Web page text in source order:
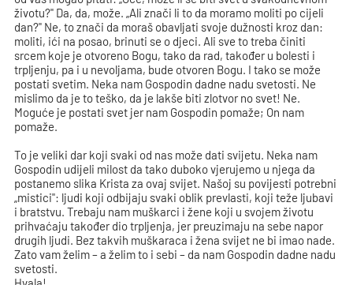
životu?" Da, da, može. „Ali znači li to da moramo moliti po cijeli
dan?" Ne, to znači da moraš obavljati svoje dužnosti kroz dan:
moliti, ići na posao, brinuti se o djeci. Ali sve to treba činiti
srcem koje je otvoreno Bogu, tako da rad, također u bolesti i
trpljenju, pa i u nevoljama, bude otvoren Bogu. I tako se može
postati svetim. Neka nam Gospodin dadne nadu svetosti. Ne
mislimo da je to teško, da je lakše biti zlotvor no svet! Ne.
Moguće je postati svet jer nam Gospodin pomaže; On nam
pomaže.
To je veliki dar koji svaki od nas može dati svijetu. Neka nam
Gospodin udijeli milost da tako duboko vjerujemo u njega da
postanemo slika Krista za ovaj svijet. Našoj su povijesti potrebni
„mistici": ljudi koji odbijaju svaki oblik prevlasti, koji teže ljubavi
i bratstvu. Trebaju nam muškarci i žene koji u svojem životu
prihvaćaju također dio trpljenja, jer preuzimaju na sebe napor
drugih ljudi. Bez takvih muškaraca i žena svijet ne bi imao nade.
Zato vam želim – a želim to i sebi – da nam Gospodin dadne nadu
svetosti.